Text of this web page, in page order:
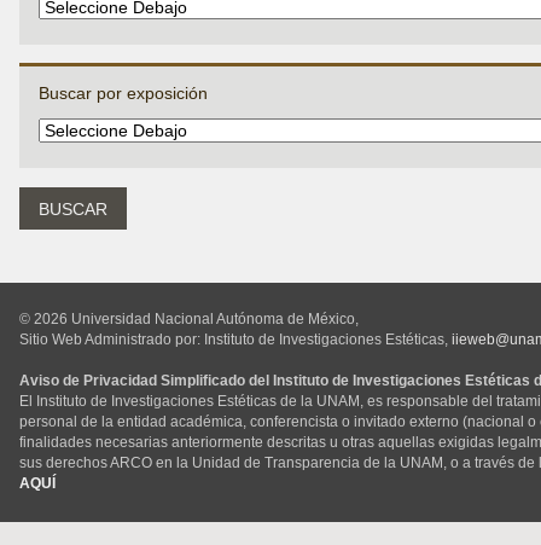
Buscar por exposición
© 2026 Universidad Nacional Autónoma de México,
Sitio Web Administrado por: Instituto de Investigaciones Estéticas,
Aviso de Privacidad Simplificado del Instituto de Investigaciones Estéticas
El Instituto de Investigaciones Estéticas de la UNAM, es responsable del
personal de la entidad académica, conferencista o invitado externo (nacional
finalidades necesarias anteriormente descritas u otras aquellas exigidas
sus derechos ARCO en la Unidad de Transparencia de la UNAM, o a través
AQUÍ